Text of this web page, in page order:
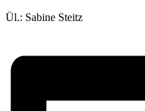
Ül.: Sabine Steitz